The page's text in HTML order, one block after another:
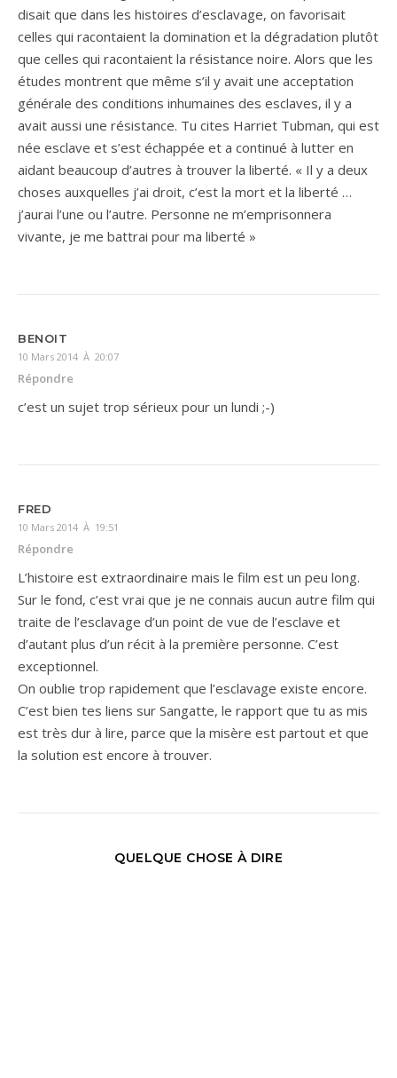
disait que dans les histoires d’esclavage, on favorisait
celles qui racontaient la domination et la dégradation plutôt
que celles qui racontaient la résistance noire. Alors que les
études montrent que même s’il y avait une acceptation
générale des conditions inhumaines des esclaves, il y a
avait aussi une résistance. Tu cites Harriet Tubman, qui est
née esclave et s’est échappée et a continué à lutter en
aidant beaucoup d’autres à trouver la liberté. « Il y a deux
choses auxquelles j’ai droit, c’est la mort et la liberté …
j’aurai l’une ou l’autre. Personne ne m’emprisonnera
vivante, je me battrai pour ma liberté »
BENOIT
10 Mars 2014 À 20:07
Répondre
c’est un sujet trop sérieux pour un lundi ;-)
FRED
10 Mars 2014 À 19:51
Répondre
L’histoire est extraordinaire mais le film est un peu long.
Sur le fond, c’est vrai que je ne connais aucun autre film qui
traite de l’esclavage d’un point de vue de l’esclave et
d’autant plus d’un récit à la première personne. C’est
exceptionnel.
On oublie trop rapidement que l’esclavage existe encore.
C’est bien tes liens sur Sangatte, le rapport que tu as mis
est très dur à lire, parce que la misère est partout et que
la solution est encore à trouver.
QUELQUE CHOSE À DIRE